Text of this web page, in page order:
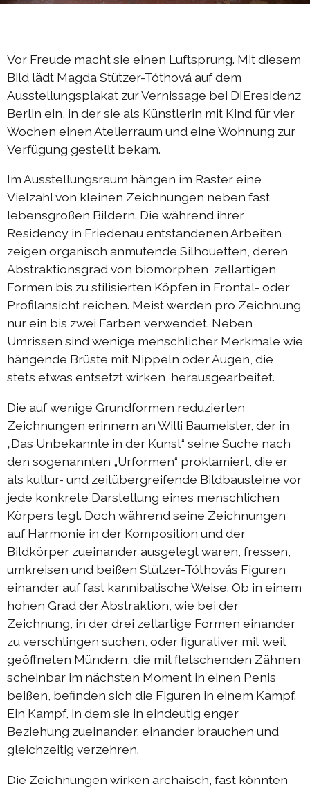
Austausch Berlin-Die 2018
Austausch Die-Berlin 2018
Sommerprogramm 2018
komplizen & links
kontakt
DIEprojekte
DIEresidenz Berlin
deutsch | français
Vor Freude macht sie einen Luftsprung. Mit diesem
Bild lädt Magda Stützer-Tóthová auf dem
Ausstellungsplakat zur Vernissage bei DIEresidenz
Berlin ein, in der sie als Künstlerin mit Kind für vier
Wochen einen Atelierraum und eine Wohnung zur
Verfügung gestellt bekam.
Im Ausstellungsraum hängen im Raster eine
Vielzahl von kleinen Zeichnungen neben fast
lebensgroßen Bildern. Die während ihrer
Residency in Friedenau entstandenen Arbeiten
zeigen organisch anmutende Silhouetten, deren
Abstraktionsgrad von biomorphen, zellartigen
Formen bis zu stilisierten Köpfen in Frontal- oder
Profilansicht reichen. Meist werden pro Zeichnung
nur ein bis zwei Farben verwendet. Neben
Umrissen sind wenige menschlicher Merkmale wie
hängende Brüste mit Nippeln oder Augen, die
stets etwas entsetzt wirken, herausgearbeitet.
Die auf wenige Grundformen reduzierten
Zeichnungen erinnern an Willi Baumeister, der in
„Das Unbekannte in der Kunst“ seine Suche nach
den sogenannten „Urformen“ proklamiert, die er
als kultur- und zeitübergreifende Bildbausteine vor
jede konkrete Darstellung eines menschlichen
Körpers legt. Doch während seine Zeichnungen
auf Harmonie in der Komposition und der
Bildkörper zueinander ausgelegt waren, fressen,
umkreisen und beißen Stützer-Tóthovás Figuren
einander auf fast kannibalische Weise. Ob in einem
hohen Grad der Abstraktion, wie bei der
Zeichnung, in der drei zellartige Formen einander
zu verschlingen suchen, oder figurativer mit weit
geöffneten Mündern, die mit fletschenden Zähnen
scheinbar im nächsten Moment in einen Penis
beißen, befinden sich die Figuren in einem Kampf.
Ein Kampf, in dem sie in eindeutig enger
Beziehung zueinander, einander brauchen und
gleichzeitig verzehren.
Die Zeichnungen wirken archaisch, fast könnten